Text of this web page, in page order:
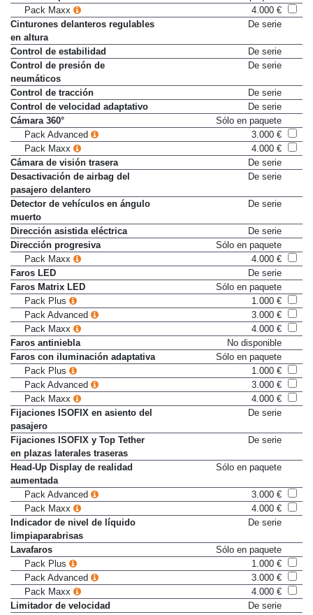
Chasis adaptativo DCC
Sólo en paquete
Pack Maxx
4.000 €
Cinturones delanteros regulables
en altura
Control de estabilidad
De serie
Control de presión de
neumáticos
Control de tracción
De serie
Control de velocidad adaptativo
De serie
Cámara 360°
Sólo en paquete
Pack Advanced
3.000 €
Pack Maxx
4.000 €
Cámara de visión trasera
De serie
Desactivación de airbag del
pasajero delantero
Detector de vehículos en ángulo
muerto
Dirección asistida eléctrica
De serie
Dirección progresiva
Sólo en paquete
Pack Maxx
4.000 €
Faros LED
De serie
Faros Matrix LED
Sólo en paquete
Pack Plus
1.000 €
Pack Advanced
3.000 €
Pack Maxx
4.000 €
Faros antiniebla
No disponible
Faros con iluminación adaptativa
Sólo en paquete
Pack Plus
1.000 €
Pack Advanced
3.000 €
Pack Maxx
4.000 €
Fijaciones ISOFIX en asiento del
pasajero
Fijaciones ISOFIX y Top Tether
en plazas laterales traseras
Head-Up Display de realidad
aumentada
Pack Advanced
3.000 €
Pack Maxx
4.000 €
Indicador de nivel de líquido
limpiaparabrisas
Lavafaros
Sólo en paquete
Pack Plus
1.000 €
Pack Advanced
3.000 €
Pack Maxx
4.000 €